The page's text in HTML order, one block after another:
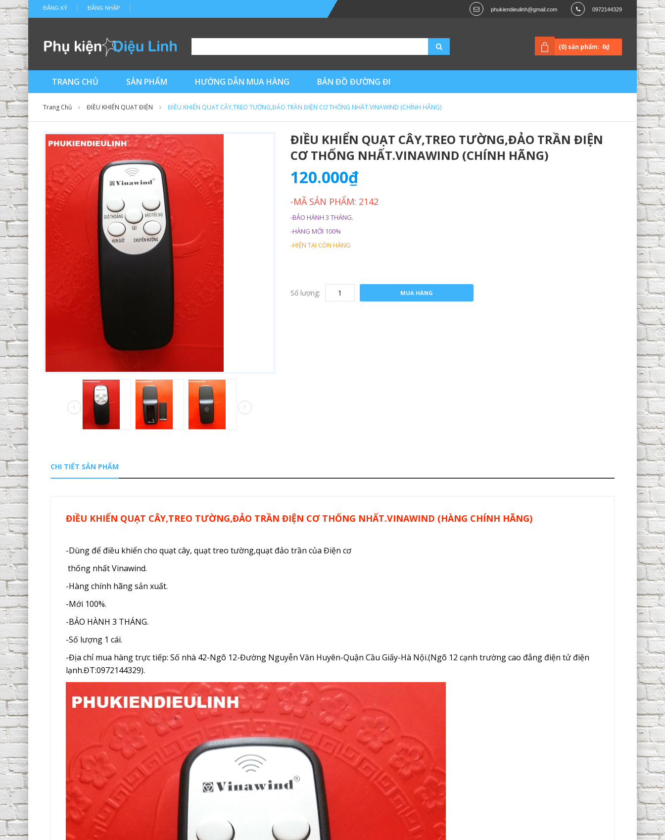
ĐĂNG NHẬP
ĐĂNG KÝ phukiendieulinh@gmail.com 0972144329
(0) sản phẩm: 0₫
TRANG CHỦ SẢN PHẨM HƯỚNG DẪN MUA HÀNG BẢN ĐỒ ĐƯỜNG ĐI
Trang Chủ ĐIỀU KHIỂN QUẠT ĐIỆN ĐIỀU KHIỂN QUẠT CÂY,TREO TƯỜNG,ĐẢO TRẦN ĐIỆN CƠ THỐNG NHẤT.VINAWIND (CHÍNH HÃNG)
ĐIỀU KHIỂN QUẠT CÂY,TREO TƯỜNG,ĐẢO TRẦN ĐIỆN
CƠ THỐNG NHẤT.VINAWIND (CHÍNH HÃNG)
120.000₫
-MÃ SẢN PHẨM: 2142
-BẢO HÀNH 3 THÁNG.
-HÀNG MỚI 100%
-HIỆN TẠI CÒN HÀNG
Số lượng: MUA HÀNG
CHI TIẾT SẢN PHẨM
ĐIỀU KHIỂN QUẠT CÂY,TREO TƯỜNG,ĐẢO TRẦN ĐIỆN CƠ THỐNG NHẤT.VINAWIND (HÀNG CHÍNH HÃNG)
-Dùng để điều khiển cho quạt cây, quạt treo tường,quạt đảo trần của Điện cơ
thống nhất Vinawind.
-Hàng chính hãng sản xuất.
-Mới 100%.
-BẢO HÀNH 3 THÁNG.
-Số lượng 1 cái.
-Địa chỉ mua hàng trực tiếp: Số nhà 42-Ngõ 12-Đường Nguyễn Văn Huyên-Quận Cầu Giấy-Hà Nội.(Ngõ 12 cạnh trường cao đẳng điện tử điện
lạnh.ĐT:0972144329).